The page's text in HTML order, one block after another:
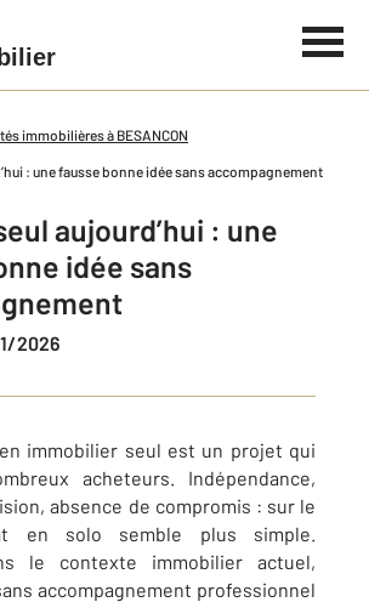
immobilières à BESANCON
: une fausse bonne idée sans accompagnement
aujourd’hui : une
idée sans
2026
immobilier seul est un projet qui
acheteurs. Indépendance,
absence de compromis : sur le
en solo semble plus simple.
le contexte immobilier actuel,
accompagnement professionnel